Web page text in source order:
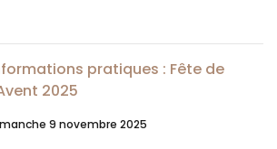
pratiques : Fête de
2025
9 novembre 2025